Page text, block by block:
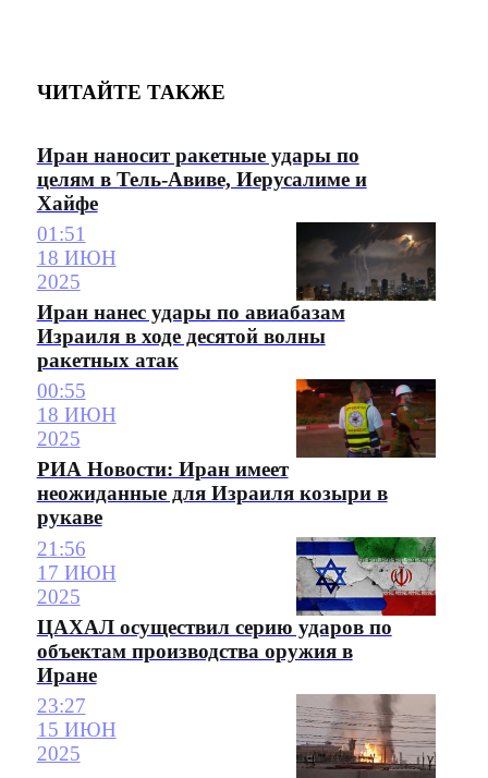
ЧИТАЙТЕ ТАКЖЕ
Иран наносит ракетные удары по
целям в Тель-Авиве, Иерусалиме и
Хайфе
01:51
18 ИЮН
2025
Иран нанес удары по авиабазам
Израиля в ходе десятой волны
ракетных атак
00:55
18 ИЮН
2025
РИА Новости: Иран имеет
неожиданные для Израиля козыри в
рукаве
21:56
17 ИЮН
2025
ЦАХАЛ осуществил серию ударов по
объектам производства оружия в
Иране
23:27
15 ИЮН
2025